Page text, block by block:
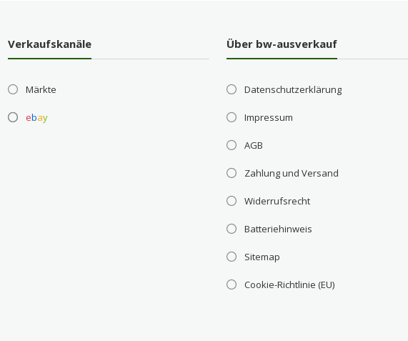
Verkaufskanäle
Märkte
ebay
Über bw-ausverkauf
Datenschutzerklärung
Impressum
AGB
Zahlung und Versand
Widerrufsrecht
Batteriehinweis
Sitemap
Cookie-Richtlinie (EU)